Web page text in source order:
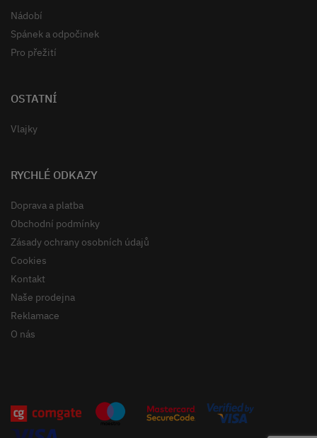
Nádobí
Spánek a odpočinek
Pro přežití
OSTATNÍ
Vlajky
RYCHLÉ ODKAZY
Doprava a platba
Obchodní podmínky
Zásady ochrany osobních údajů
Cookies
Kontakt
Naše prodejna
Reklamace
O nás